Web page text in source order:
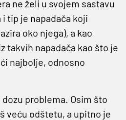
ne želi u svojem sastavu
tip je napadača koji
oko njega), a kao
takvih napadača kao što je
najbolje, odnosno
problema. Osim što
veću odštetu, a upitno je